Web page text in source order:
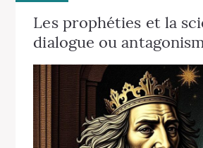
Les prophéties et la
dialogue ou